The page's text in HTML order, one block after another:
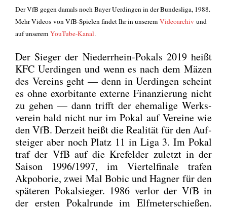
Der VfB gegen damals noch Bay­er Uer­din­gen in der Bun­des­li­ga, 1988.
MehrVide­os von VfB-Spie­len fin­det Ihr in unse­rem Video­ar­chiv und
auf unse­rem You­Tube-Kanal.
Der Sie­ger der Nie­der­rhein-Pokals 2019 heißt
KFC Uer­din­gen und wenn es nach dem Mäzen
des Ver­eins geht — denn in Uer­din­gen scheint
es ohne exor­bi­tan­te exter­ne Finan­zie­rung nicht
zu gehen — dann trifft der ehe­ma­li­ge Werks­
ver­ein bald nicht nur im Pokal auf Ver­ei­ne wie
den VfB. Der­zeit heißt die Rea­li­tät für den Auf­
stei­ger aber noch Platz 11 in Liga 3. Im Pokal
traf der VfB auf die Kre­fel­der zuletzt in der
Sai­son 1996/1997, im Vier­tel­fi­na­le tra­fen
Akpo­bo­rie, zwei Mal Bobic und Hagner für den
spä­te­ren Pokal­sie­ger. 1986 ver­lor der VfB in
der ers­ten Pokal­run­de im Elf­me­ter­schie­ßen.